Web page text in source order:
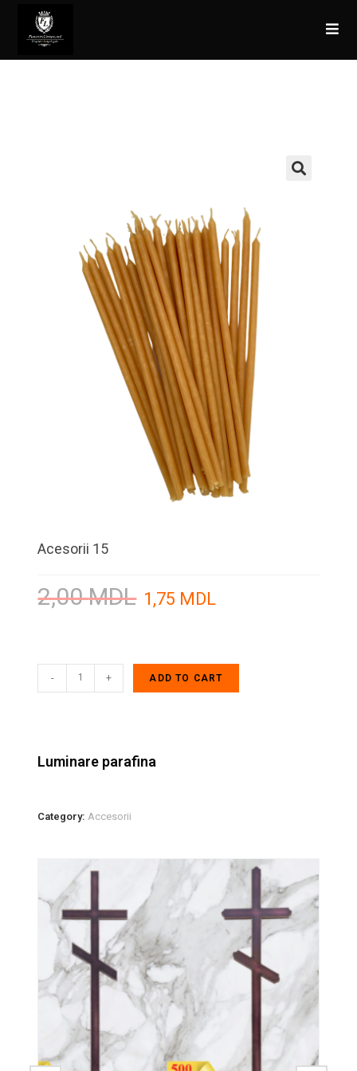
Acesorii 15
2,00MDL 1,75 MDL
- + ADD TO CART
Luminare parafina
Category: Accesorii
SALE!